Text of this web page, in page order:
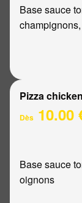
Base sauce
Pizza chicken
Dès 10.00
Base sauce
oignons